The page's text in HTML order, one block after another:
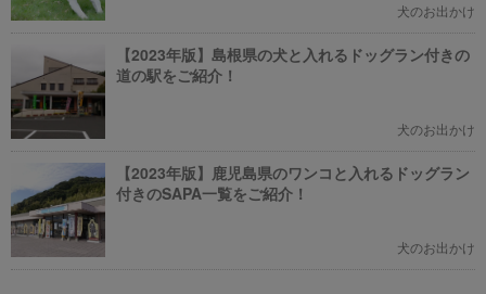
犬のお出かけ
【2023年版】島根県の犬と入れるドッグラン付きの
道の駅をご紹介！
犬のお出かけ
【2023年版】鹿児島県のワンコと入れるドッグラン
付きのSAPA一覧をご紹介！
犬のお出かけ